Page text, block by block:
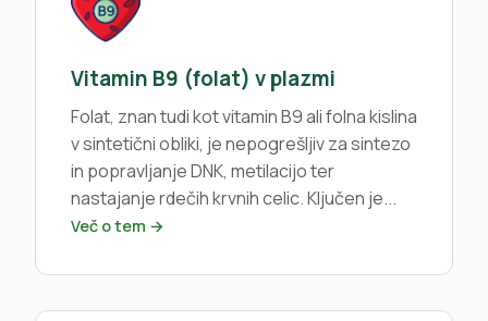
Vitamin B9 (folat) v plazmi
Folat, znan tudi kot vitamin B9 ali folna kislina
v sintetični obliki, je nepogrešljiv za sintezo
in popravljanje DNK, metilacijo ter
nastajanje rdečih krvnih celic. Ključen je...
Več o tem →